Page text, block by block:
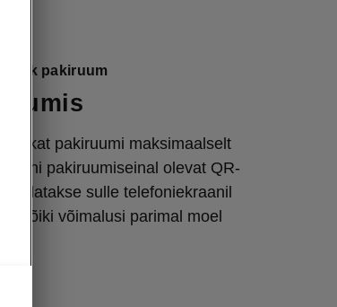
pakiruum
pakiruumi maksimaalselt
pakiruumiseinal olevat QR-
sulle telefoniekraanil
kõiki võimalusi parimal moel